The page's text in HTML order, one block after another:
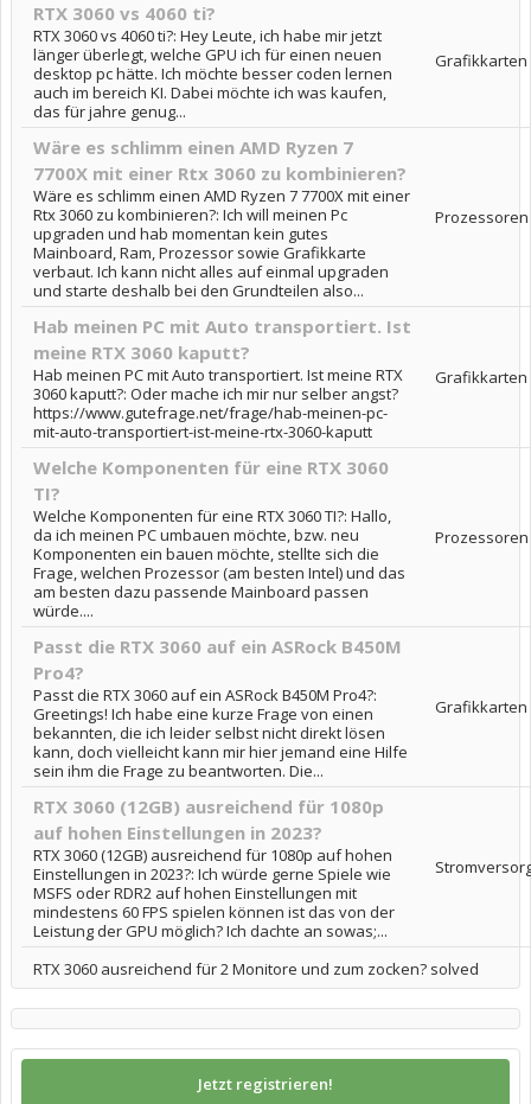
RTX 3060 vs 4060 ti?
RTX 3060 vs 4060 ti?: Hey Leute, ich habe mir jetzt
länger überlegt, welche GPU ich für einen neuen
desktop pc hätte. Ich möchte besser coden lernen
auch im bereich KI. Dabei möchte ich was kaufen,
das für jahre genug...
Grafikkarten
Wäre es schlimm einen AMD Ryzen 7
7700X mit einer Rtx 3060 zu kombinieren?
Wäre es schlimm einen AMD Ryzen 7 7700X mit einer
Rtx 3060 zu kombinieren?: Ich will meinen Pc
upgraden und hab momentan kein gutes
Mainboard, Ram, Prozessor sowie Grafikkarte
verbaut. Ich kann nicht alles auf einmal upgraden
und starte deshalb bei den Grundteilen also...
Prozessoren
Hab meinen PC mit Auto transportiert. Ist
meine RTX 3060 kaputt?
Hab meinen PC mit Auto transportiert. Ist meine RTX
3060 kaputt?: Oder mache ich mir nur selber angst?
https://www.gutefrage.net/frage/hab-meinen-pc-
mit-auto-transportiert-ist-meine-rtx-3060-kaputt
Grafikkarten
Welche Komponenten für eine RTX 3060
TI?
Welche Komponenten für eine RTX 3060 TI?: Hallo,
da ich meinen PC umbauen möchte, bzw. neu
Komponenten ein bauen möchte, stellte sich die
Frage, welchen Prozessor (am besten Intel) und das
am besten dazu passende Mainboard passen
würde....
Prozessoren
Passt die RTX 3060 auf ein ASRock B450M
Pro4?
Passt die RTX 3060 auf ein ASRock B450M Pro4?:
Greetings! Ich habe eine kurze Frage von einen
bekannten, die ich leider selbst nicht direkt lösen
kann, doch vielleicht kann mir hier jemand eine Hilfe
sein ihm die Frage zu beantworten. Die...
Grafikkarten
RTX 3060 (12GB) ausreichend für 1080p
auf hohen Einstellungen in 2023?
RTX 3060 (12GB) ausreichend für 1080p auf hohen
Einstellungen in 2023?: Ich würde gerne Spiele wie
MSFS oder RDR2 auf hohen Einstellungen mit
mindestens 60 FPS spielen können ist das von der
Leistung der GPU möglich? Ich dachte an sowas;...
RTX 3060 ausreichend für 2 Monitore und zum zocken? solved
Jetzt registrieren!